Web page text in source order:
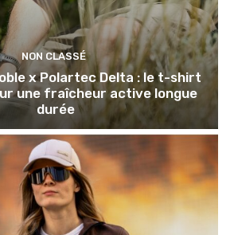
NON CLASSÉ
x Polartec Delta : le t-shirt
une fraîcheur active longue
durée